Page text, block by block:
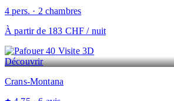
4 pers. · 2 chambres
À partir de183 CHF / nuit
Visite 3D
Découvrir
Crans-Montana